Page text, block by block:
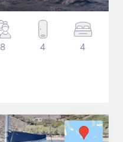
8 4 4